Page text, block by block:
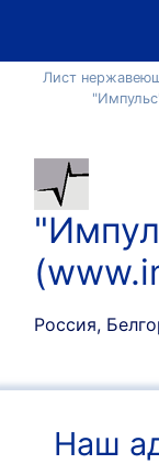
Лист
Россия,
Наш